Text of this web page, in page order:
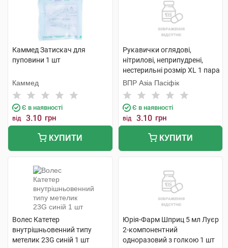
Каммед Затискач для
пуповини 1 шт
Каммед
Є в наявності
від 3.10 грн
КУПИТИ
Рукавички оглядові,
нітрилові, неприпудрені,
нестерильні розмір XL 1 пара
ВПР Азіа Пасіфік
Є в наявності
від 3.10 грн
КУПИТИ
Волес Катетер
внутрішньовенний типу
метелик 23G синій 1 шт
Юрія-Фарм Шприц 5 мл Луєр
2-компонентний
одноразовий з голкою 1 шт